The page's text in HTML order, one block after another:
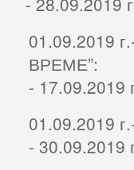
01.09.2019
ВРЕМЕ”:
-
01.09.2019
-